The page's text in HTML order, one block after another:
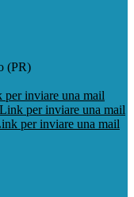
(PR)
per inviare una mail
Link per inviare una mail
per inviare una mail